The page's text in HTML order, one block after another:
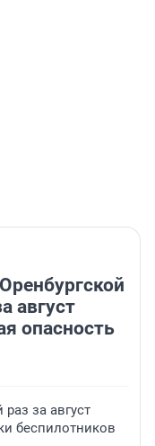
август
опасность
за август
беспилотников